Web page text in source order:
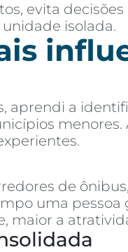
evita
isolada.
aprendi a
de
uma pessoa
maior a